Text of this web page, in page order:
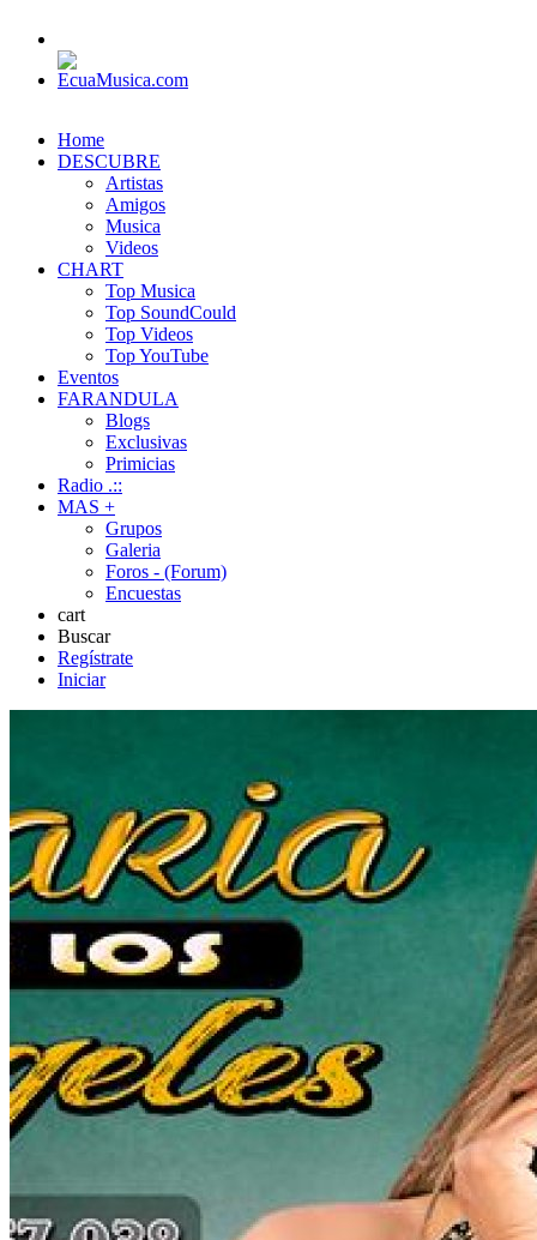
Home
DESCUBRE
Artistas
Amigos
Musica
Videos
CHART
Top Musica
Top SoundCould
Top Videos
Top YouTube
Eventos
FARANDULA
Blogs
Exclusivas
Primicias
Radio .::
MAS +
Grupos
Galeria
Foros - (Forum)
Encuestas
cart
Buscar
Regístrate
Iniciar